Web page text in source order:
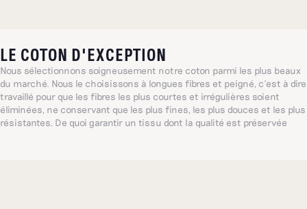
LE COTON D'EXCEPTION
Nous sélectionnons soigneusement notre coton parmi les plus beaux
du marché. Nous le choisissons à longues fibres et peigné, c’est à dire
travaillé pour que les fibres les plus courtes et irrégulières soient
éliminées, ne conservant que les plus fines, les plus douces et les plus
résistantes. De quoi garantir un tissu dont la qualité est préservée